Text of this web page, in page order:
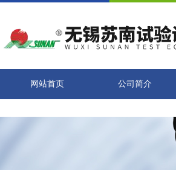
网站首页 公司简介